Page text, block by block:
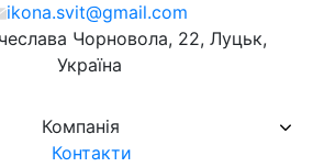
Компанія
Контакти
ikona.svit@gmail.com
Чорновола, 22, Луцьк,
Україна